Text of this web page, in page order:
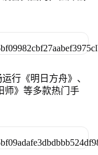
行《明日方舟》、
师》等多款热门手